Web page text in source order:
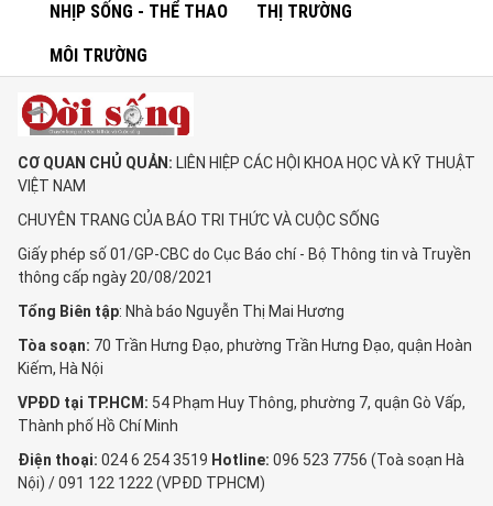
NHỊP SỐNG - THỂ THAO THỊ TRƯỜNG
MÔI TRƯỜNG
CƠ QUAN CHỦ QUẢN: LIÊN HIỆP CÁC HỘI KHOA HỌC VÀ KỸ THUẬT
VIỆT NAM
CHUYÊN TRANG CỦA BÁO TRI THỨC VÀ CUỘC SỐNG
Giấy phép số 01/GP-CBC do Cục Báo chí - Bộ Thông tin và Truyền
thông cấp ngày 20/08/2021
Tổng Biên tập: Nhà báo Nguyễn Thị Mai Hương
Tòa soạn: 70 Trần Hưng Đạo, phường Trần Hưng Đạo, quận Hoàn
Kiếm, Hà Nội
VPĐD tại TP.HCM: 54 Phạm Huy Thông, phường 7, quận Gò Vấp,
Thành phố Hồ Chí Minh
Điện thoại: 024 6 254 3519 Hotline: 096 523 7756 (Toà soạn Hà
Nội) / 091 122 1222 (VPĐD TPHCM)